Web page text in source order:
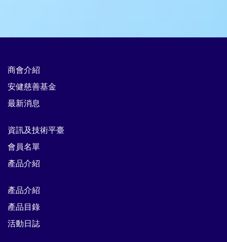
商會介紹
安健慈善基金
最新消息
資訊及技術平臺
會員名單
產品介紹
產品介紹
產品目錄
活動日誌